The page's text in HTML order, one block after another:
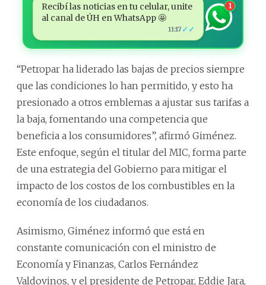
Recibí las noticias en tu celular, unite
al canal de ÚH en WhatsApp 🤩
11:17 ✓✓
1
“Petropar ha liderado las bajas de precios siempre
que las condiciones lo han permitido, y esto ha
presionado a otros emblemas a ajustar sus tarifas a
la baja, fomentando una competencia que
beneficia a los consumidores”, afirmó Giménez.
Este enfoque, según el titular del MIC, forma parte
de una estrategia del Gobierno para mitigar el
impacto de los costos de los combustibles en la
economía de los ciudadanos.
Asimismo, Giménez informó que está en
constante comunicación con el ministro de
Economía y Finanzas, Carlos Fernández
Valdovinos, y el presidente de Petropar, Eddie Jara,